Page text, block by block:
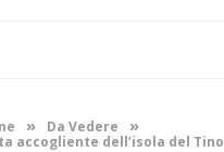
» Da Vedere »
accogliente dell’isola del Tino